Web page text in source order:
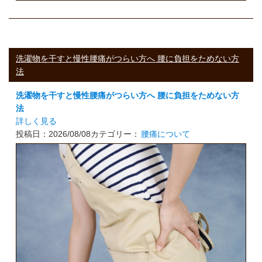
洗濯物を干すと慢性腰痛がつらい方へ 腰に負担をためない方
法
洗濯物を干すと慢性腰痛がつらい方へ 腰に負担をためない方
法
詳しく見る
投稿日：2026/08/08カテゴリー： 腰痛について